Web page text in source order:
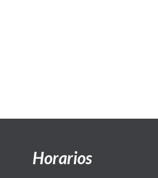
Horarios